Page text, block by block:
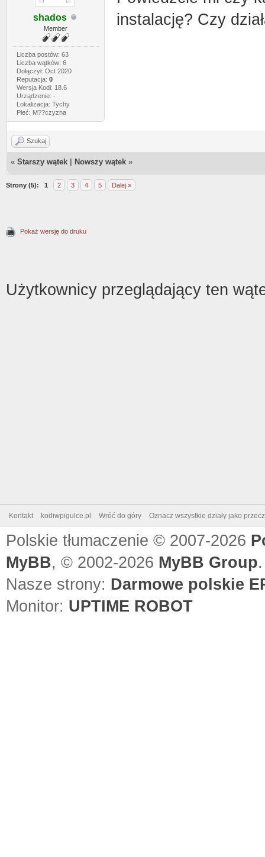
shados
Member
Liczba postów: 63
Liczba wątków: 6
Dołączył: Oct 2020
Reputacja: 0
Wersja Kodi: 18.6
Urządzenie: -
Lokalizacja: Tychy
Płeć: M??czyzna
instalację? Czy
Szukaj
« Starszy wątek Nowszy wątek »
Strony (5): 1 2 3 4 5 Dalej »
Pokaż wersję do druku
Użytkownicy przeglądający ten
Kontakt kodiwpigulce.pl Wróć do góry Oznacz wszystkie działy jako
Polskie tłumaczenie © 2007-2026
MyBB, © 2002-2026 MyBB Group.
Nasze strony: Darmowe polskie
Monitor: UPTIME ROBOT